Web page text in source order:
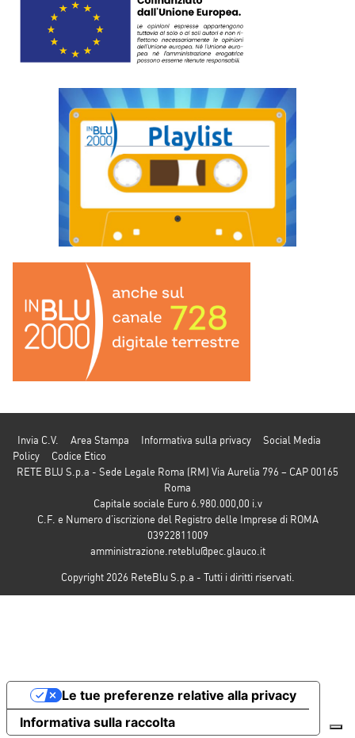
Invia C.V. Area Stampa Informativa sulla privacy
Social Media
Policy
Codice Etico
RETE BLU S.p.a - Sede Legale Roma (RM) Via Aurelia 796 – CAP 00165
Roma
Capitale sociale Euro 6.980.000,00 i.v
C.F. e Numero d’iscrizione del Registro delle Imprese di ROMA
03922811009
amministrazione.reteblu@pec.glauco.it
Copyright 2026 ReteBlu S.p.a - Tutti i diritti riservati.
Informativa sulla raccolta
Le tue preferenze relative alla privacy